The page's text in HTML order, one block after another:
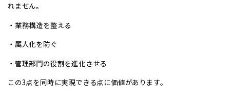
れません。
・業務構造を整える
・属人化を防ぐ
・管理部門の役割を進化させる
この3点を同時に実現できる点に価値があります。